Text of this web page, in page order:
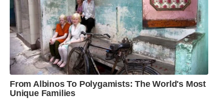
From Albinos To Polygamists: The World's Most
Unique Families